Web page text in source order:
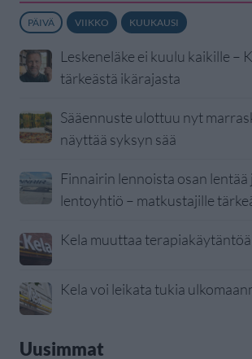
PÄIVÄ VIIKKO KUUKAUSI
Leskeneläke ei kuulu kaikille –
tärkeästä ikärajasta
Sääennuste ulottuu nyt
näyttää syksyn sää
Finnairin lennoista osan
lentoyhtiö – matkustajille
Kela muuttaa terapiakäytäntöä
Kela voi leikata tukia
Uusimmat